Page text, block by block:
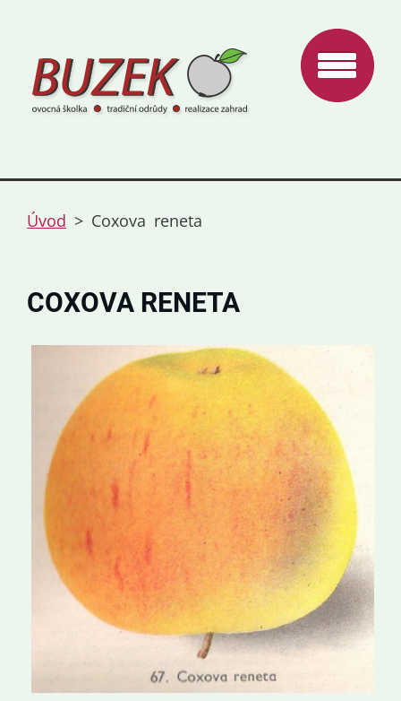
Úvod > Coxova reneta
COXOVA RENETA